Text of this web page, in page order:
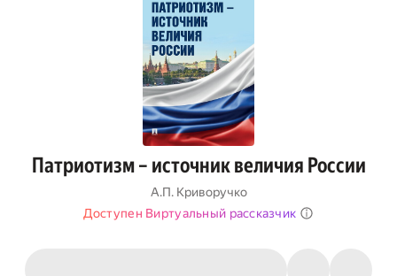
Патриотизм – источник величия России
А.П. Криворучко
Доступен Виртуальный рассказчик